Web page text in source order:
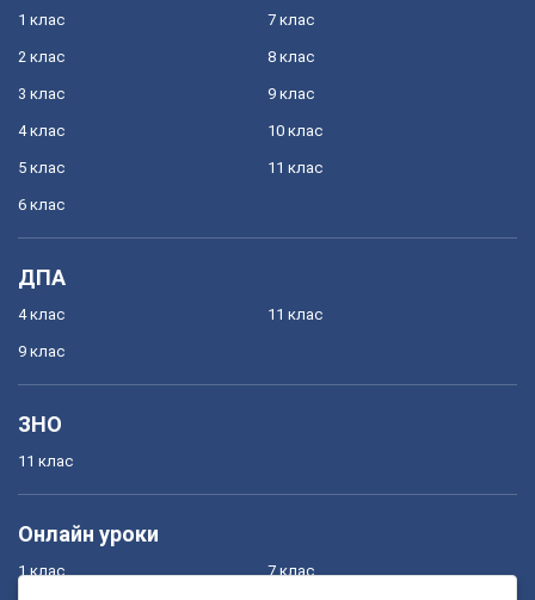
1 клас
2 клас
3 клас
4 клас
5 клас
6 клас
7 клас
8 клас
9 клас
10 клас
11 клас
ДПА
4 клас
9 клас
11 клас
ЗНО
11 клас
Онлайн уроки
1 клас 7 клас